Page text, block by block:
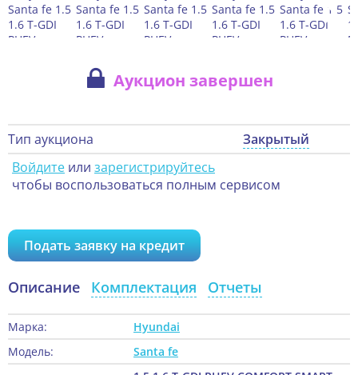
Аукцион завершен
Тип аукциона
Закрытый
Войдите или зарегистрируйтесь
чтобы воспользоваться полным сервисом
Подать заявку на кредит
Описание Комплектация Отчеты
Марка:
Hyundai
Модель:
Santa fe